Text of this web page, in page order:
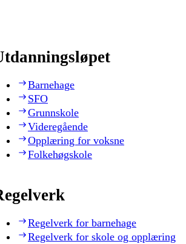
Barnehage
SFO
Grunnskole
Videregående
Opplæring for voksne
Folkehøgskole
Regelverk for barnehage
Regelverk for skole og opplæring